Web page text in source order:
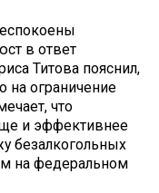
в ответ
Титова пояснил,
на ограничение
что
и эффективнее
безалкогольных
на федеральном